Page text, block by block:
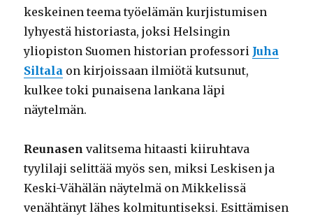
keskeinen teema työelämän kurjistumisen
lyhyestä historiasta, joksi Helsingin
yliopiston Suomen historian professori Juha
Siltala on kirjoissaan ilmiötä kutsunut,
kulkee toki punaisena lankana läpi
näytelmän.
Reunasen valitsema hitaasti kiiruhtava
tyylilaji selittää myös sen, miksi Leskisen ja
Keski-Vähälän näytelmä on Mikkelissä
venähtänyt lähes kolmituntiseksi. Esittämisen